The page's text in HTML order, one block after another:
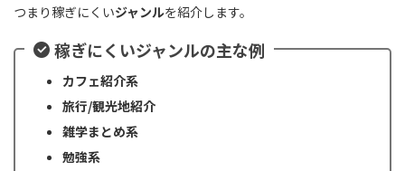
つまり稼ぎにくいジャンルを紹介します。
稼ぎにくいジャンルの主な例
カフェ紹介系
旅行/観光地紹介
雑学まとめ系
勉強系